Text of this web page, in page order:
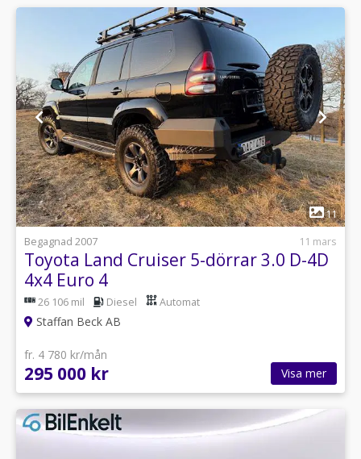
1
11
Begagnad 2007
11 mars
Toyota Land Cruiser 5-dörrar 3.0 D-4D
4x4 Euro 4
26 106 mil Diesel Automat
Staffan Beck AB
fr. 4 780 kr/mån
295 000 kr Visa mer